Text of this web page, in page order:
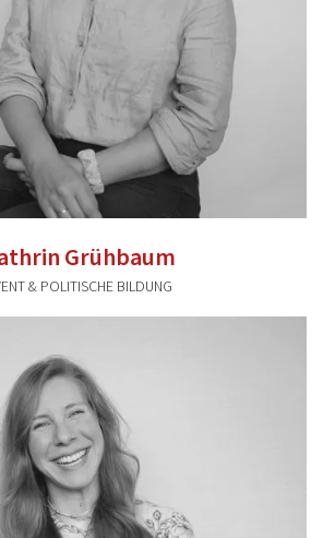
Grühbaum
& POLITISCHE BILDUNG
kommunikation.de
0941 591896 31